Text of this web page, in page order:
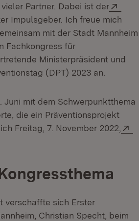
Partner. Dabei ist der
Impulsgeber. Ich freue mich
mit der Stadt Mannheim
Fachkongress für
Ministerpräsident und
(DPT) 2023 an.
Juni mit dem Schwerpunktthema
die ein Präventionsprojekt
Freitag, 7. November 2022,
verschaffte sich Erster
Christian Specht, beim